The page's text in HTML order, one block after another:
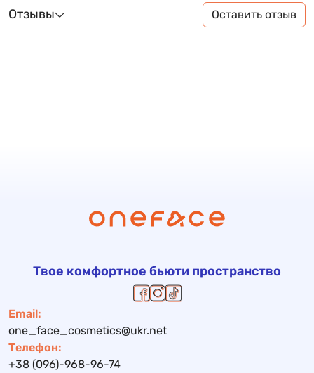
Отзывы Оставить отзыв
Твое комфортное бьюти пространство
Email:
one_face_cosmetics@ukr.net
Телефон:
+38 (096)-968-96-74